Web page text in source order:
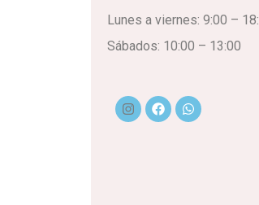
Lunes a viernes: 9:00 –
Sábados: 10:00 – 13:00